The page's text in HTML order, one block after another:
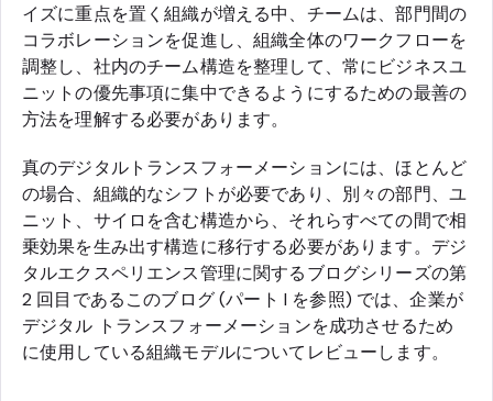
イズに重点を置く組織が増える中、チームは、部門間の
コラボレーションを促進し、組織全体のワークフローを
調整し、社内のチーム構造を整理して、常にビジネスユ
ニットの優先事項に集中できるようにするための最善の
方法を理解する必要があります。
真のデジタルトランスフォーメーションには、ほとんど
の場合、組織的なシフトが必要であり、別々の部門、ユ
ニット、サイロを含む構造から、それらすべての間で相
乗効果を生み出す構造に移行する必要があります。デジ
タルエクスペリエンス管理に関するブログシリーズの第
2 回目であるこのブログ (パート I を参照) では、企業が
デジタル トランスフォーメーションを成功させるため
に使用している組織モデルについてレビューします。